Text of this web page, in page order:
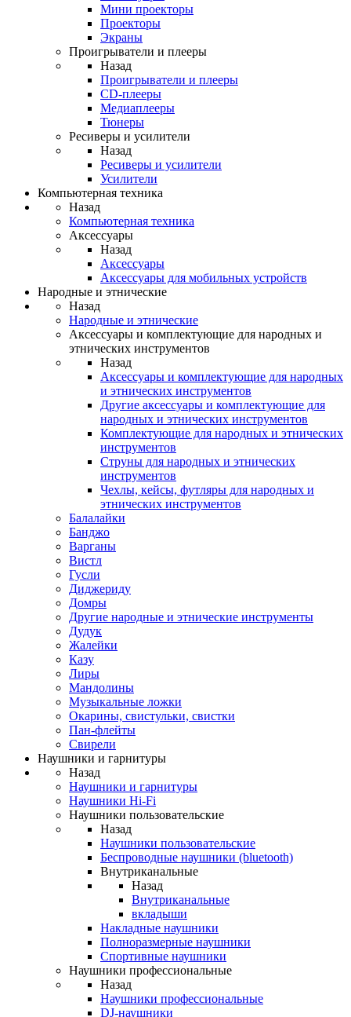
Мини проекторы
Проекторы
Экраны
Проигрыватели и плееры
Назад
Проигрыватели и плееры
CD-плееры
Медиаплееры
Тюнеры
Ресиверы и усилители
Назад
Ресиверы и усилители
Усилители
Компьютерная техника
Назад
Компьютерная техника
Аксессуары
Назад
Аксессуары
Аксессуары для мобильных устройств
Народные и этнические
Назад
Народные и этнические
Аксессуары и комплектующие для народных и
этнических инструментов
Назад
Аксессуары и комплектующие для народных
и этнических инструментов
Другие аксессуары и комплектующие для
народных и этнических инструментов
Комплектующие для народных и этнических
инструментов
Струны для народных и этнических
инструментов
Чехлы, кейсы, футляры для народных и
этнических инструментов
Балалайки
Банджо
Варганы
Вистл
Гусли
Диджериду
Домры
Другие народные и этнические инструменты
Дудук
Жалейки
Казу
Лиры
Мандолины
Музыкальные ложки
Окарины, свистульки, свистки
Пан-флейты
Свирели
Наушники и гарнитуры
Назад
Наушники и гарнитуры
Наушники Hi-Fi
Наушники пользовательские
Назад
Наушники пользовательские
Беспроводные наушники (bluetooth)
Внутриканальные
Назад
Внутриканальные
вкладыши
Накладные наушники
Полноразмерные наушники
Спортивные наушники
Наушники профессиональные
Назад
Наушники профессиональные
DJ-наушники